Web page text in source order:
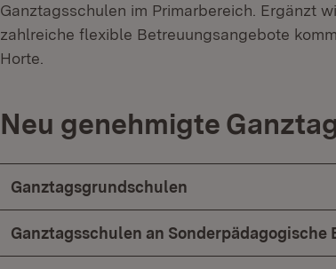
Ganztagsschulen im Primarbereich. Ergänzt
zahlreiche flexible Betreuungsangebote
Horte.
Neu genehmigte
Ganztagsgrundschulen
Ganztagsschulen an